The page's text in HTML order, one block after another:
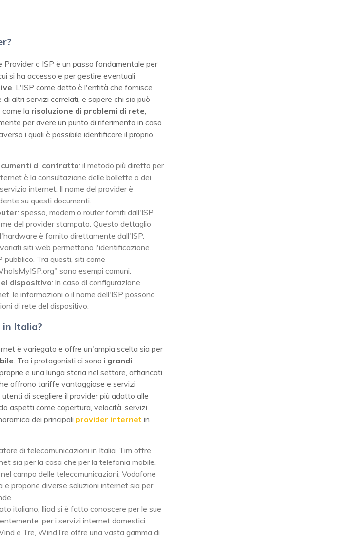
o ISP è un passo fondamentale per
si ha accesso e per gestire eventuali
. L'ISP come detto è l'entità che fornisce
altri servizi correlati, e sapere chi sia può
la risoluzione di problemi di rete,
per avere un punto di riferimento in caso
i quali è possibile identificare il proprio
di contratto: il metodo più diretto per
è la consultazione delle bollette o dei
internet. Il nome del provider è
su questi documenti.
: spesso, modem o router forniti dall'ISP
del provider stampato. Questo dettaglio
è fornito direttamente dall'ISP.
siti web permettono l'identificazione
Tra questi, siti come
sono esempi comuni.
dispositivo: in caso di configurazione
le informazioni o il nome dell'ISP possono
di rete del dispositivo.
in Italia?
è variegato e offre un'ampia scelta sia per
. Tra i protagonisti ci sono i grandi
e una lunga storia nel settore, affiancati
offrono tariffe vantaggiose e servizi
di scegliere il provider più adatto alle
aspetti come copertura, velocità, servizi
dei principali provider internet in
di telecomunicazioni in Italia, Tim offre
sia per la casa che per la telefonia mobile.
campo delle telecomunicazioni, Vodafone
e propone diverse soluzioni internet sia per
italiano, Iliad si è fatto conoscere per le sue
per i servizi internet domestici.
e Tre, WindTre offre una vasta gamma di